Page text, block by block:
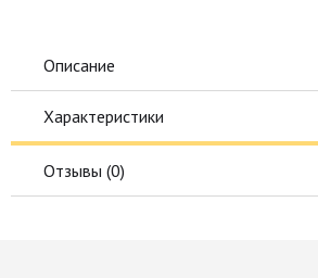
Описание
Характеристики
Отзывы (0)